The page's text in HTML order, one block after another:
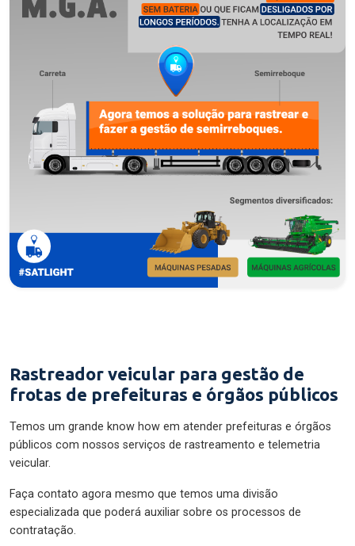
Rastreador veicular para gestão de
frotas de prefeituras e órgãos públicos
Temos um grande know how em atender prefeituras e órgãos
públicos com nossos serviços de rastreamento e telemetria
veicular.
Faça contato agora mesmo que temos uma divisão
especializada que poderá auxiliar sobre os processos de
contratação.